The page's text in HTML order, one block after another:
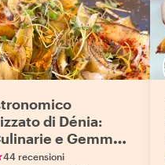
di Dénia:
e Gemme
44 recensioni